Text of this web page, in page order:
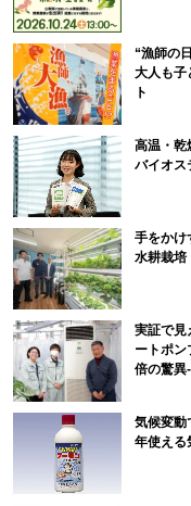
“漁師の
大人も子
ト
高温・乾
バイオス
手をかけ
水耕栽培
実証で見
ートポン
倍の驚異-
気候変動
年使える